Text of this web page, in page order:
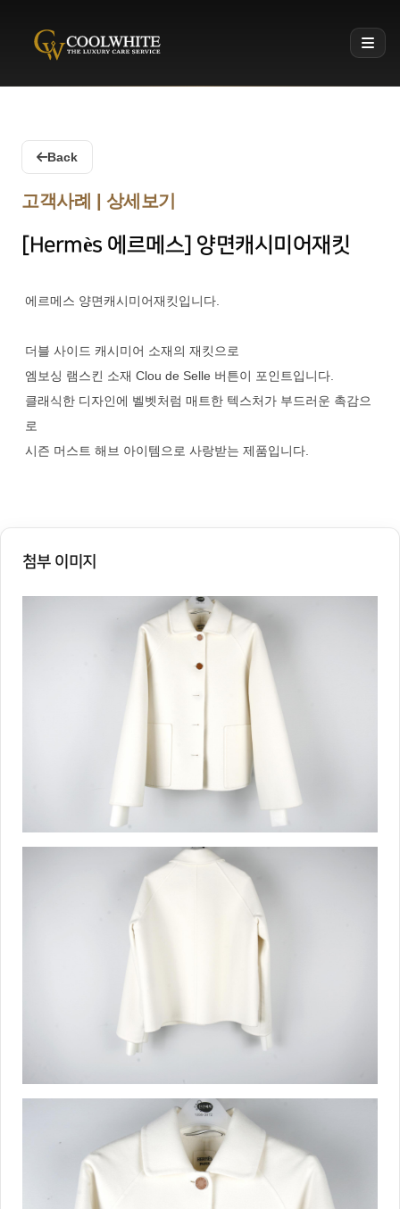
Coolwhite
Back
고객사례 | 상세보기
[Hermès 에르메스] 양면캐시미어재킷
에르메스 양면캐시미어재킷입니다.
더블 사이드 캐시미어 소재의 재킷으로
엠보싱 램스킨 소재 Clou de Selle 버튼이 포인트입니다.
클래식한 디자인에 벨벳처럼 매트한 텍스처가 부드러운 촉감으
로
시즌 머스트 해브 아이템으로 사랑받는 제품입니다.
첨부 이미지